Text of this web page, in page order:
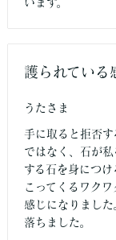
います。
護られている
うたさま
手に取ると拒否
ではなく、石が
する石を身につ
こってくるワク
感じになりまし
落ちました。